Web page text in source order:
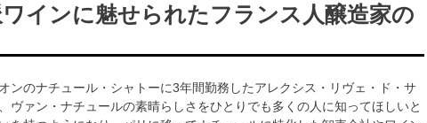
ワインに魅せられたフランス人醸造家の
ンのナチュール・シャトーに3年間勤務したアレクシス・リヴェ・ド・サ
ヴァン・ナチュールの素晴らしさをひとりでも多くの人に知ってほしいと